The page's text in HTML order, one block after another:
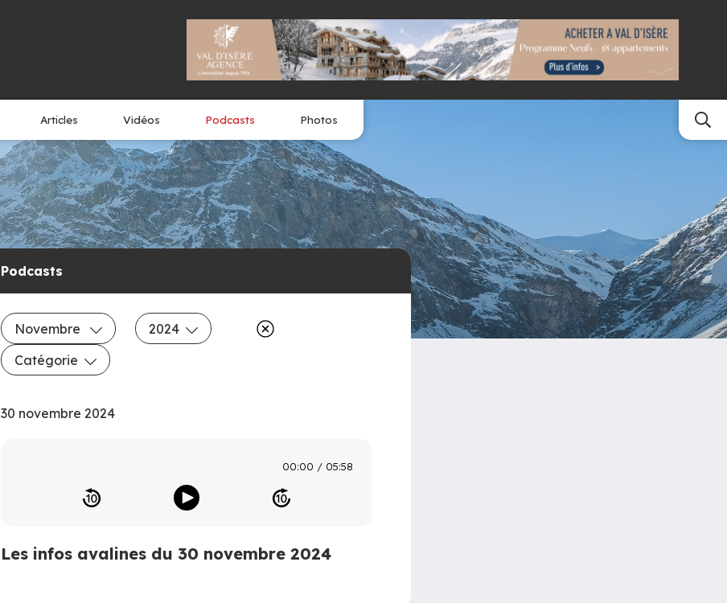
Articles Vidéos Podcasts Photos
Podcasts
Novembre
2024
Catégorie
30 novembre 2024
00:00 05:58
Les infos avalines du 30 novembre 2024